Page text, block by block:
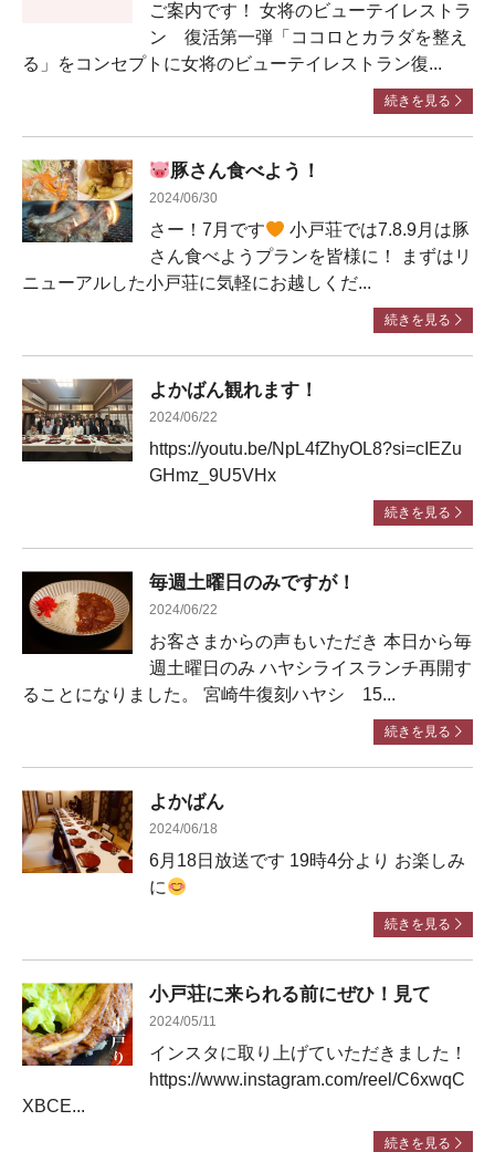
ご案内です！ 女将のビューテイレストラ
ン 復活第一弾「ココロとカラダを整え
る」をコンセプトに女将のビューテイレストラン復...
続きを見る
豚さん食べよう！
2024/06/30
さー！7月です
小戸荘では7.8.9月は豚
さん食べようプランを皆様に！ まずはリ
ニューアルした小戸荘に気軽にお越しくだ...
続きを見る
よかばん観れます！
2024/06/22
https://youtu.be/NpL4fZhyOL8?si=cIEZu
GHmz_9U5VHx
続きを見る
毎週土曜日のみですが！
2024/06/22
お客さまからの声もいただき 本日から毎
週土曜日のみ ハヤシライスランチ再開す
ることになりました。 宮崎牛復刻ハヤシ 15...
続きを見る
よかばん
2024/06/18
6月18日放送です 19時4分より お楽しみ
に
続きを見る
小戸荘に来られる前にぜひ！見て
2024/05/11
インスタに取り上げていただきました！
https://www.instagram.com/reel/C6xwqC
XBCE...
続きを見る